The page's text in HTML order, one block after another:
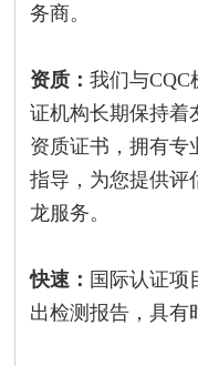
务商。
资质：我们与
证机构长期保持着
资质证书，拥有专
指导，为您提供评
龙服务。
快速： 国际认证项
出检测报告，具有